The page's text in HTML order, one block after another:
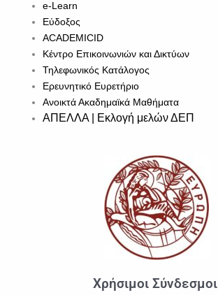
e-Learn
Εύδοξος
ACADEMICID
Κέντρο Επικοινωνιών και Δικτύων
Τηλεφωνικός Κατάλογος
Ερευνητικό Ευρετήριο
Ανοικτά Ακαδημαϊκά Μαθήματα
ΑΠΕΛΛΑ | Εκλογή μελών ΔΕΠ
Χρήσιμοι Σύνδεσμοι